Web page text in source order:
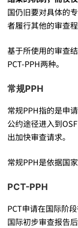
后
申
请
的
美
国
专
国仍旧要对具体的
者履行其他的审查程
基于所使用的审查
PCT-PPH两种。
常规PPH
常规PPH指的是申
公约途径进入到
出加快审查请求。
常规PPH是依据国
PCT-PPH
PCT申请在国际阶
国际初步审查报告